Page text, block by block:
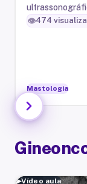
metástase
👁️474
Mastologia
▶Vídeo aula